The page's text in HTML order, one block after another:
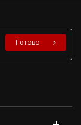
Готово